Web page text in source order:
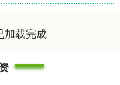
加载完成